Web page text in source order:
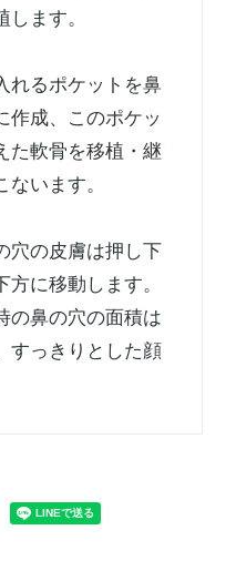
ます。
れるポケットを鼻
作成、このポケッ
た軟骨を移植・継
います。
穴の皮膚は押し下
に移動します。
の鼻の穴の面積は
すっきりとした顔